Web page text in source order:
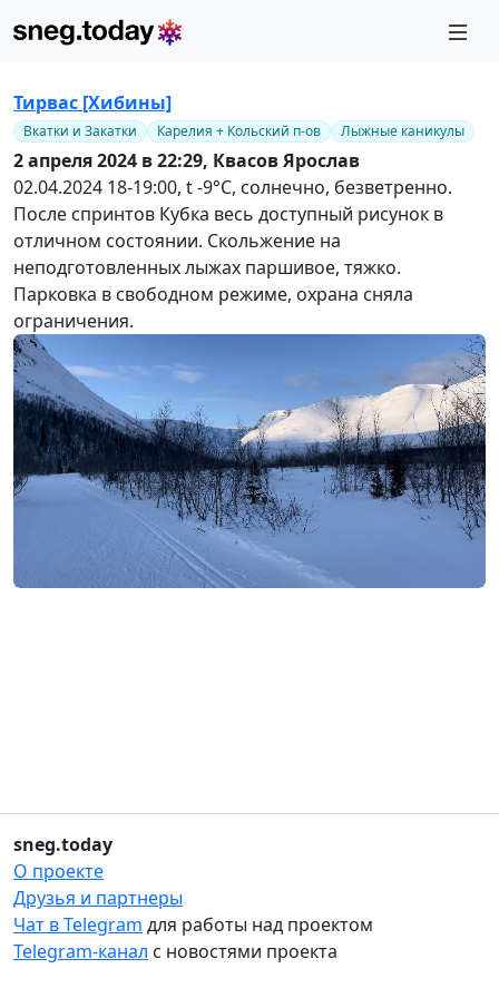
Тирвас [Хибины]
Вкатки и Закатки Карелия + Кольский п-ов Лыжные каникулы
2 апреля 2024 в 22:29, Квасов Ярослав
02.04.2024 18-19:00, t -9°С, солнечно, безветренно.
После спринтов Кубка весь доступный рисунок в
отличном состоянии. Скольжение на
неподготовленных лыжах паршивое, тяжко.
Парковка в свободном режиме, охрана сняла
ограничения.
sneg.today
О проекте
Друзья и партнеры
Чат в Telegram для работы над проектом
Telegram-канал с новостями проекта